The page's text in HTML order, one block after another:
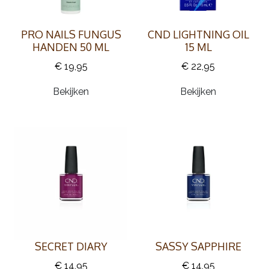
PRO NAILS FUNGUS
HANDEN 50 ML
€ 19,95
Bekijken
CND LIGHTNING OIL
15 ML
€ 22,95
Bekijken
SECRET DIARY
€ 14,95
SASSY SAPPHIRE
€ 14,95